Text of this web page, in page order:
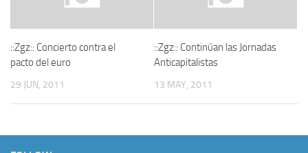
::Zgz:: Concierto contra el
pacto del euro
29 JUN, 2011
::Zgz:: Continúan las Jornadas
Anticapitalistas
13 MAY, 2011